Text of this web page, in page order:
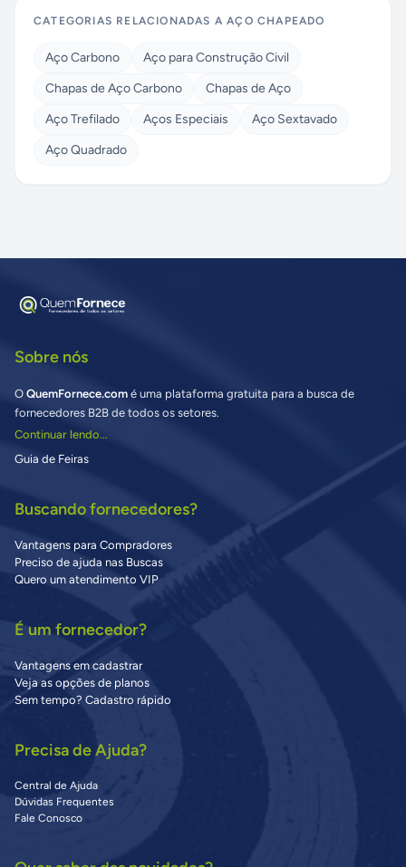
CATEGORIAS RELACIONADAS AAÇO CHAPEADO
Aço Carbono
Aço para Construção Civil
Chapas de Aço Carbono
Chapas de Aço
Aço Trefilado
Aços Especiais
Aço Sextavado
Aço Quadrado
Sobre nós
O QuemFornece.com é uma plataforma gratuita para a busca de
fornecedores B2B de todos os setores.
Continuar lendo...
Guia de Feiras
Buscando fornecedores?
Vantagens para Compradores
Preciso de ajuda nas Buscas
Quero um atendimento VIP
É um fornecedor?
Vantagens em cadastrar
Veja as opções de planos
Sem tempo? Cadastro rápido
Precisa de Ajuda?
Central de Ajuda
Dúvidas Frequentes
Fale Conosco